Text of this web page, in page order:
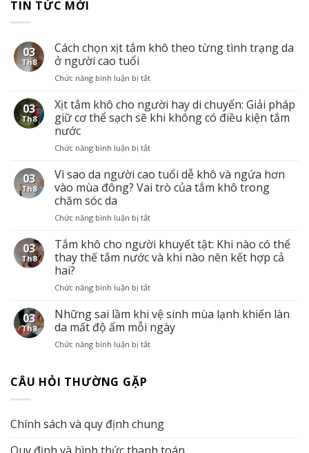
TIN TỨC MỚI
03
Th8
Cách chọn xịt tắm khô theo từng tình trạng da
ở người cao tuổi
Chức năng bình luận bị tắt
chọn
xịt
tắm
tình
trạng
tuổi
03
Th8
Xịt tắm khô cho người hay di chuyển: Giải pháp
giữ cơ thể sạch sẽ khi không có điều kiện tắm
nước
Chức năng bình luận bị tắt
tắm
khô
cho
chuyển:
Giải
sạch
sẽ
khi
03
Th8
Vì sao da người cao tuổi dễ khô và ngứa hơn
vào mùa đông? Vai trò của tắm khô trong
chăm sóc da
Chức năng bình luận bị tắt
sao
da
người
khô
và
ngứa
tắm
03
Th8
Tắm khô cho người khuyết tật: Khi nào có thể
thay thế tắm nước và khi nào nên kết hợp cả
hai?
Chức năng bình luận bị tắt
khô
cho
người
thế
03
Th8
Những sai lầm khi vệ sinh mùa lạnh khiến làn
da mất độ ẩm mỗi ngày
Chức năng bình luận bị tắt
mùa
khiến
CÂU HỎI THƯỜNG GẶP
Chính sách và quy định chung